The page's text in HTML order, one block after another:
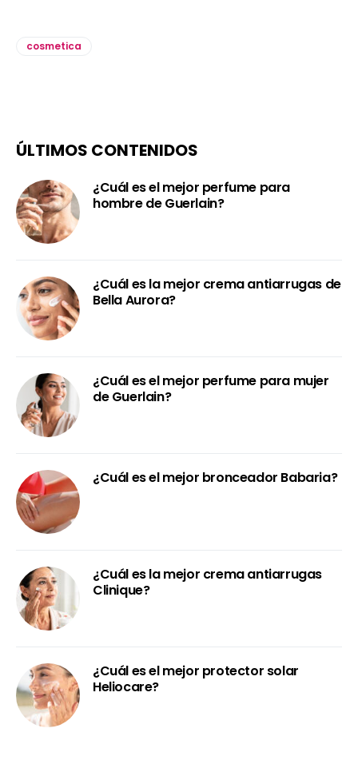
cosmetica
ÚLTIMOS CONTENIDOS
¿Cuál es el mejor perfume para
hombre de Guerlain?
¿Cuál es la mejor crema antiarrugas de
Bella Aurora?
¿Cuál es el mejor perfume para mujer
de Guerlain?
¿Cuál es el mejor bronceador Babaria?
¿Cuál es la mejor crema antiarrugas
Clinique?
¿Cuál es el mejor protector solar
Heliocare?